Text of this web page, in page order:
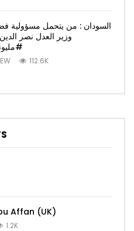
السودان : من يتحمل مسؤولية
وزير العدل نصر
112.6K
Affan (UK)
1.2K